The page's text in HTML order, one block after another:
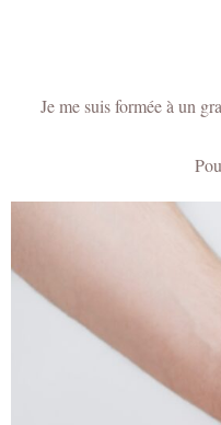
Je me suis formée à un